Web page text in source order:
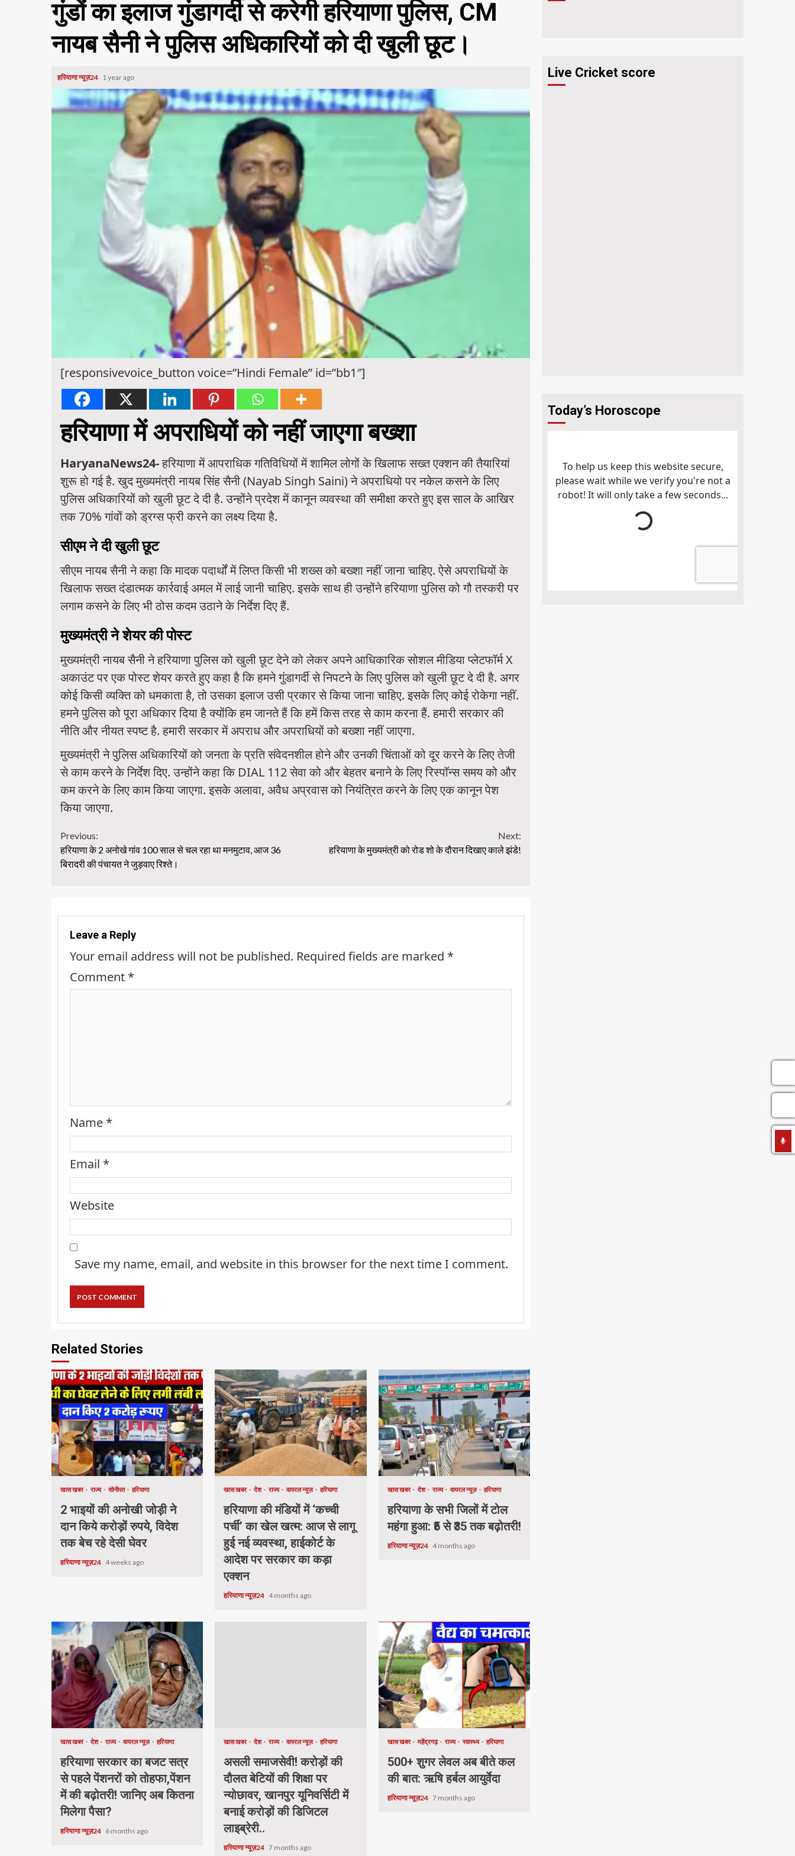
गुंडों का इलाज गुंडागर्दी से करेगी हरियाणा पुलिस, CM
नायब सैनी ने पुलिस अधिकारियों को दी खुली छूट।
हरियाणा न्यूज़24 1 year ago
[responsivevoice_button voice=”Hindi Female” id=”bb1″]
हरियाणा में अपराधियों को नहीं जाएगा बख्शा
HaryanaNews24-हरियाणा में आपराधिक गतिविधियों में शामिल लोगों के खिलाफ सख्त एक्शन की तैयारियां
शुरू हो गई है. खुद मुख्यमंत्री नायब सिंह सैनी (Nayab Singh Saini) ने अपराधियो पर नकेल कसने के लिए
पुलिस अधिकारियों को खुली छूट दे दी है. उन्होंने प्रदेश में कानून व्यवस्था की समीक्षा करते हुए इस साल के आखिर
तक 70% गांवों को ड्रग्स फ्री करने का लक्ष्य दिया है.
सीएम ने दी खुली छूट
सीएम नायब सैनी ने कहा कि मादक पदार्थों में लिप्त किसी भी शख्स को बख्शा नहीं जाना चाहिए. ऐसे अपराधियों के
खिलाफ सख्त दंडात्मक कार्रवाई अमल में लाई जानी चाहिए. इसके साथ ही उन्होंने हरियाणा पुलिस को गौ तस्करी पर
लगाम कसने के लिए भी ठोस कदम उठाने के निर्देश दिए हैं.
मुख्यमंत्री ने शेयर की पोस्ट
मुख्यमंत्री नायब सैनी ने हरियाणा पुलिस को खुली छूट देने को लेकर अपने आधिकारिक सोशल मीडिया प्लेटफॉर्म X
अकाउंट पर एक पोस्ट शेयर करते हुए कहा है कि हमने गुंडागर्दी से निपटने के लिए पुलिस को खुली छूट दे दी है. अगर
कोई किसी व्यक्ति को धमकाता है, तो उसका इलाज उसी प्रकार से किया जाना चाहिए. इसके लिए कोई रोकेगा नहीं.
हमने पुलिस को पूरा अधिकार दिया है क्योंकि हम जानते हैं कि हमें किस तरह से काम करना हैं. हमारी सरकार की
नीति और नीयत स्पष्ट है. हमारी सरकार में अपराध और अपराधियों को बख्शा नहीं जाएगा.
मुख्यमंत्री ने पुलिस अधिकारियों को जनता के प्रति संवेदनशील होने और उनकी चिंताओं को दूर करने के लिए तेजी
से काम करने के निर्देश दिए. उन्होंने कहा कि DIAL 112 सेवा को और बेहतर बनाने के लिए रिस्पॉन्स समय को और
कम करने के लिए काम किया जाएगा. इसके अलावा, अवैध अप्रवास को नियंत्रित करने के लिए एक कानून पेश
किया जाएगा.
Continue
Reading
Previous:
हरियाणा के 2 अनोखे गांव 100 साल से चल रहा था मनमुटाव, आज 36
बिरादरी की पंचायत ने जुड़वाए रिश्ते।
Next:
हरियाणा के मुख्यमंत्री को रोड शो के दौरान दिखाए काले झंडे!
Leave a Reply
Your email address will not be published. Required fields are marked *
Comment *
Name *
Email *
Website
Save my name, email, and website in this browser for the next time I comment.
Related Stories
खास खबर राज्य सोनीपत हरियाणा
2 भाइयों की अनोखी जोड़ी ने
दान किये करोड़ों रुपये, विदेश
तक बेच रहे देसी घेवर
हरियाणा न्यूज़24 4 weeks ago
खास खबर देश राज्य वायरल न्यूज़ हरियाणा
हरियाणा की मंडियों में ‘कच्ची
पर्ची’ का खेल खत्म: आज से लागू
हुई नई व्यवस्था, हाईकोर्ट के
आदेश पर सरकार का कड़ा
एक्शन
हरियाणा न्यूज़24 4 months ago
खास खबर देश राज्य वायरल न्यूज़ हरियाणा
हरियाणा के सभी जिलों में टोल
महंगा हुआ: ₹5 से ₹35 तक बढ़ोतरी!
हरियाणा न्यूज़24 4 months ago
खास खबर देश राज्य वायरल न्यूज़ हरियाणा
हरियाणा सरकार का बजट सत्र
से पहले पेंशनरों को तोहफा,पेंशन
में की बढ़ोतरी! जानिए अब कितना
मिलेगा पैसा?
हरियाणा न्यूज़24 6 months ago
खास खबर देश राज्य वायरल न्यूज़ हरियाणा
असली समाजसेवी! करोड़ों की
दौलत बेटियों की शिक्षा पर
न्योछावर, खानपुर यूनिवर्सिटी में
बनाई करोड़ों की डिजिटल
लाइब्रेरी..
हरियाणा न्यूज़24 7 months ago
खास खबर महेंद्रगढ़ राज्य स्वास्थ्य हरियाणा
500+ शुगर लेवल अब बीते कल
की बात: ऋषि हर्बल आयुर्वेदा
हरियाणा न्यूज़24 7 months ago
Live Cricket score
Today’s Horoscope